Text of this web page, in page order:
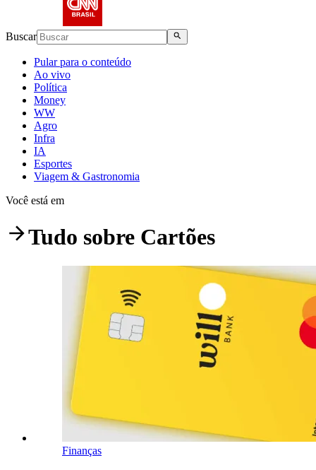
Buscar
Pular para o conteúdo
Ao vivo
Política
Money
WW
Agro
Infra
IA
Esportes
Viagem & Gastronomia
Você está em
Tudo sobre Cartões
Finanças